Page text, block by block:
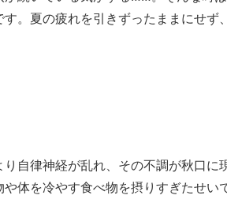
。夏の疲れを引きずったままにせず
自律神経が乱れ、その不調が秋口に
体を冷やす食べ物を摂りすぎたせい